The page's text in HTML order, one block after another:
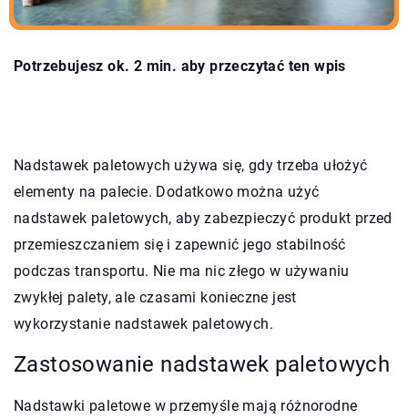
Potrzebujesz ok. 2 min. aby przeczytać ten wpis
Nadstawek paletowych używa się, gdy trzeba ułożyć
elementy na palecie. Dodatkowo można użyć
nadstawek paletowych, aby zabezpieczyć produkt przed
przemieszczaniem się i zapewnić jego stabilność
podczas transportu. Nie ma nic złego w używaniu
zwykłej palety, ale czasami konieczne jest
wykorzystanie nadstawek paletowych.
Zastosowanie nadstawek paletowych
Nadstawki paletowe w przemyśle mają różnorodne